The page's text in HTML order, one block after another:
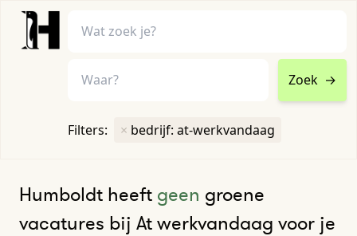
Zoek →
Filters: × bedrijf: at-werkvandaag
Humboldt heeft geen groene
vacatures bij At werkvandaag voor je